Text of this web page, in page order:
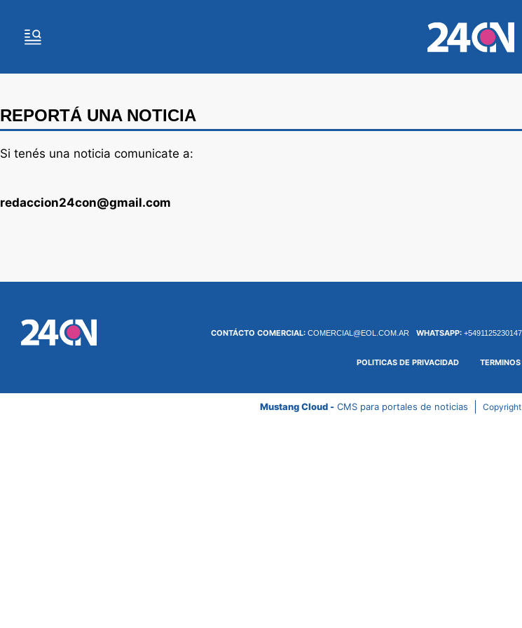
REPORTÁ UNA NOTICIA
Si tenés una noticia comunicate a:
redaccion24con@gmail.com
CONTÁCTO COMERCIAL: COMERCIAL@EOL.COM.AR WHATSAPP: +5491125230147
POLITICAS DE PRIVACIDAD
Mustang Cloud - CMS para portales de noticias